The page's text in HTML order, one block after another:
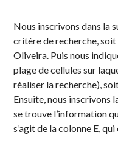
Nous inscrivons dans la
critère de recherche,
Oliveira. Puis nous
plage de cellules sur
réaliser la recherche),
Ensuite, nous inscrivons
se trouve l’information
s’agit de la colonne E,